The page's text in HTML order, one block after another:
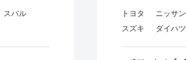
スバル
トヨタ ニッサン
スズキ
ダイハツ